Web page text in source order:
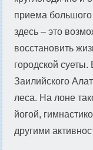
приема
здесь – это
восстановить
городской
Заилийского
леса. На лоне
йогой,
другими